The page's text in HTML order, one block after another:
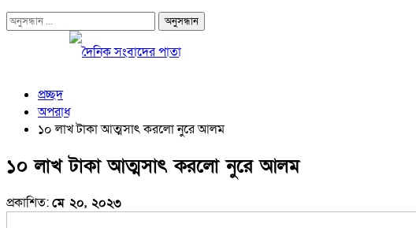
প্রচ্ছদ
অপরাধ
১০ লাখ টাকা আত্মসাৎ করলো নুরে আলম
১০ লাখ টাকা আত্মসাৎ করলো নুরে আলম
প্রকাশিত:মে ২০, ২০২৩